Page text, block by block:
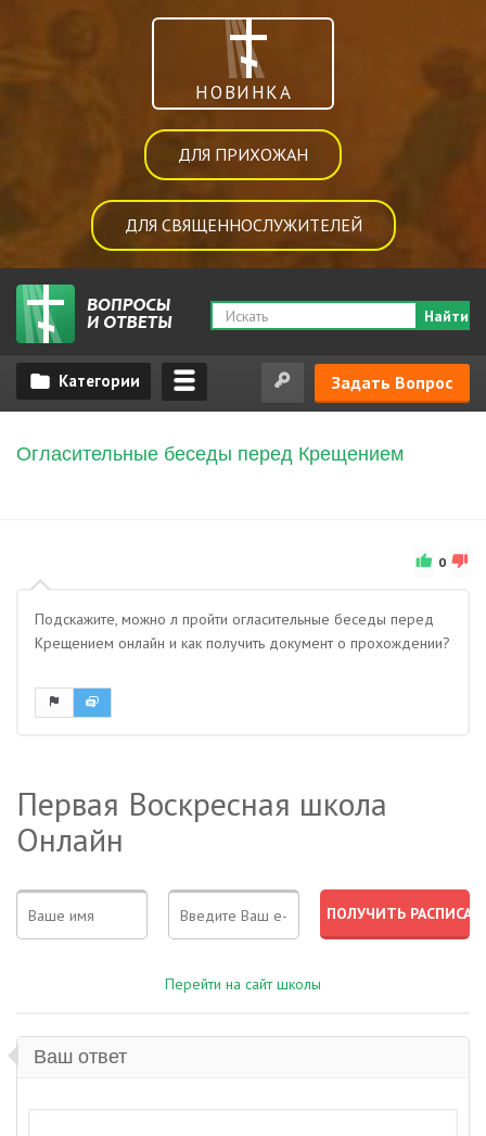
НОВИНКА
ДЛЯ ПРИХОЖАН
ДЛЯ СВЯЩЕННОСЛУЖИТЕЛЕЙ
Найти
Задать Вопрос
Огласительные беседы перед Крещением
0
Подскажите, можно л пройти огласительные беседы перед
Крещением онлайн и как получить документ о прохождении?
Первая Воскресная школа
Онлайн
Перейти на сайт школы
Ваш ответ